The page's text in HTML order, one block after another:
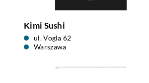
Kimi Sushi
ul. Vogla 62
Warszawa